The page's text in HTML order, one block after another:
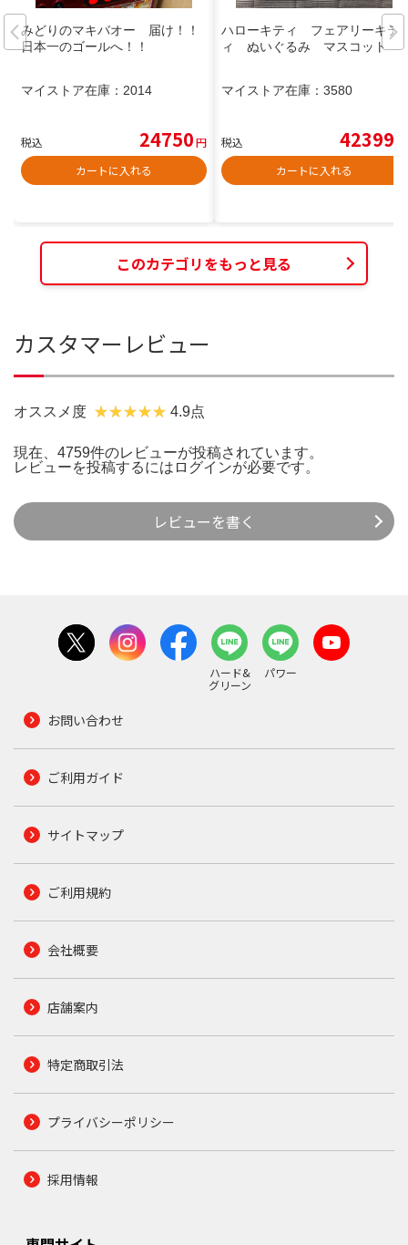
みどりのマキバオー 届け！！
日本一のゴールへ！！
マイストア在庫： 2014
税込 24750円
カートに入れる
ハローキティ フェアリーキテ
ィ ぬいぐるみ マスコット
マイストア在庫： 3580
税込 42399
カートに入れる
このカテゴリをもっと見る
カスタマーレビュー
オススメ度 4.9点
現在、4759件のレビューが投稿されています。
レビューを投稿するには ログインが必要です。
レビューを書く
ハード&
グリーン
パワー
お問い合わせ
ご利用ガイド
サイトマップ
ご利用規約
会社概要
店舗案内
特定商取引法
プライバシーポリシー
採用情報